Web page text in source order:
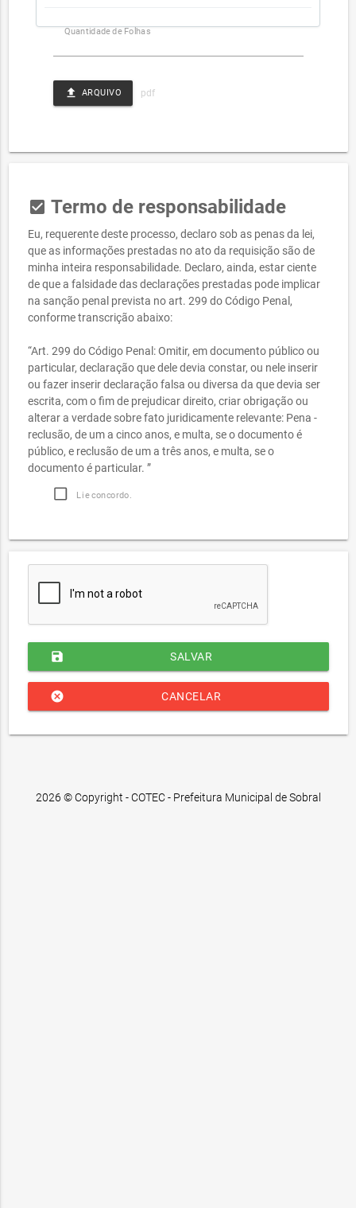
Quantidade de Folhas
ARQUIVO
file_upload
check_box Termo de responsabilidade
Eu, requerente deste processo, declaro sob as penas da lei,
que as informações prestadas no ato da requisição são de
minha inteira responsabilidade. Declaro, ainda, estar ciente
de que a falsidade das declarações prestadas pode implicar
na sanção penal prevista no art. 299 do Código Penal,
conforme transcrição abaixo:
“Art. 299 do Código Penal: Omitir, em documento público ou
particular, declaração que dele devia constar, ou nele inserir
ou fazer inserir declaração falsa ou diversa da que devia ser
escrita, com o fim de prejudicar direito, criar obrigação ou
alterar a verdade sobre fato juridicamente relevante: Pena -
reclusão, de um a cinco anos, e multa, se o documento é
público, e reclusão de um a três anos, e multa, se o
documento é particular. ”
Li e concordo.
save SALVAR
CANCELAR
cancel
2026 © Copyright - COTEC - Prefeitura Municipal de Sobral